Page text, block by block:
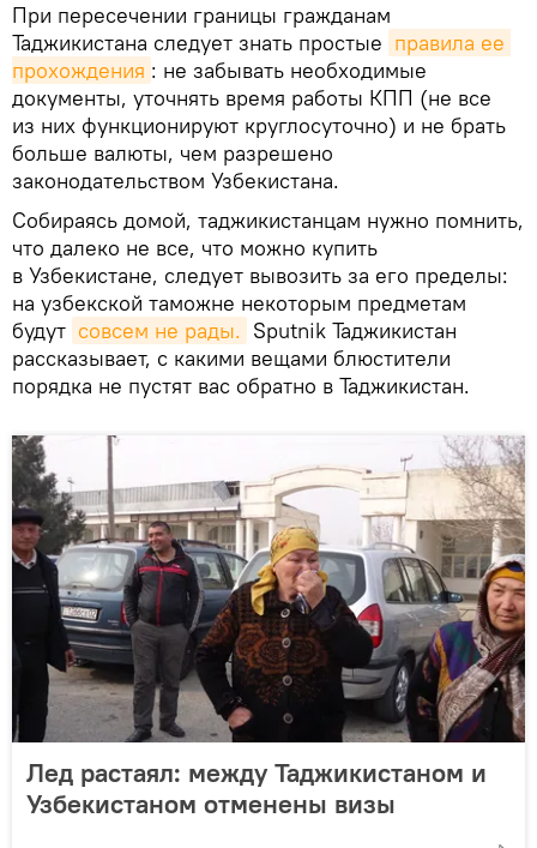
При пересечении границы гражданам
Таджикистана следует знать простые правила ее
прохождения : не забывать необходимые
документы, уточнять время работы КПП (не все
из них функционируют круглосуточно) и не брать
больше валюты, чем разрешено
законодательством Узбекистана.
Собираясь домой, таджикистанцам нужно помнить,
что далеко не все, что можно купить
в Узбекистане, следует вывозить за его пределы:
на узбекской таможне некоторым предметам
будут совсем не рады. Sputnik Таджикистан
рассказывает, с какими вещами блюстители
порядка не пустят вас обратно в Таджикистан.
Лед растаял: между Таджикистаном и
Узбекистаном отменены визы